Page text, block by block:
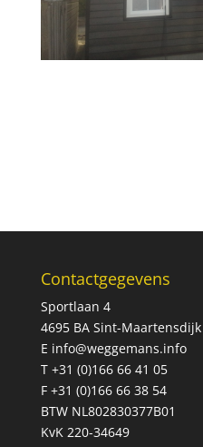
Contactgegevens
Sportlaan 4
4695 BA Sint-Maartensdijk
E info@weggemans.info
T +31 (0)166 66 41 05
F +31 (0)166 66 38 54
BTW NL802830377B01
KvK 220-34649